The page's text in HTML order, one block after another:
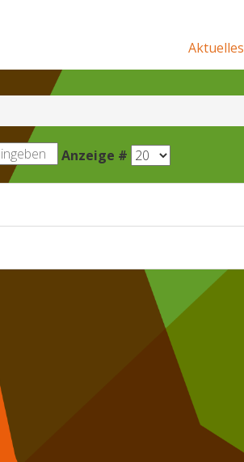
Aktuelles
Anzeige #